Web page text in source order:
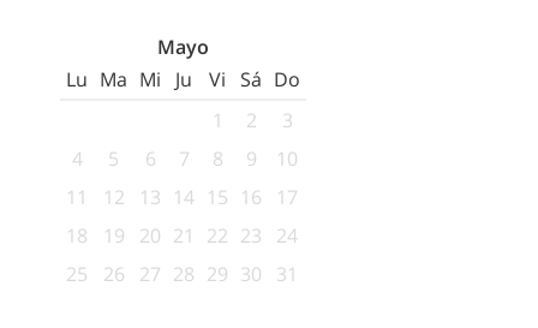
Mayo
Lu Ma Mi Ju Vi Sá Do
1
2
3
4
5 6 7 8 9
10
11
12 13 14 15 16
17
18
19 20 21 22 23
24
25
26 27 28 29 30 31